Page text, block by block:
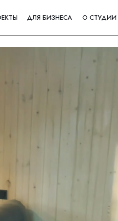
ДЛЯ БИЗНЕСА О СТУДИИ